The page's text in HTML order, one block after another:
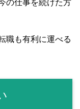
の仕事を続けた方
職も有利に運べる